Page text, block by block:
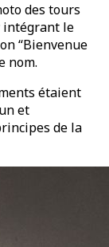
des tours
intégrant le
“Bienvenue
nom.
étaient
et
de la